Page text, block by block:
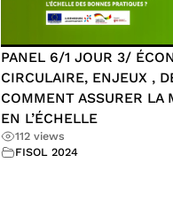
PANEL 6/1 JOUR 3/
CIRCULAIRE, ENJEUX ,
COMMENT ASSURER LA
EN L’ÉCHELLE
112 views
FISOL 2024